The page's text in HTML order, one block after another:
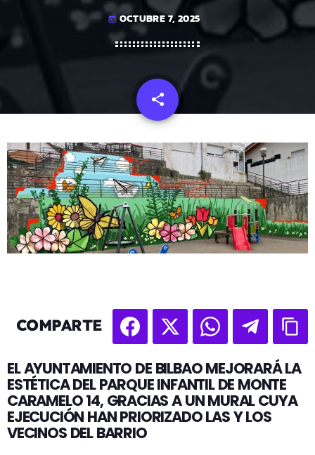
today OCTUBRE 7, 2025
share
email
COMPARTE
EL AYUNTAMIENTO DE BILBAO MEJORARÁ LA
ESTÉTICA DEL PARQUE INFANTIL DE MONTE
CARAMELO 14, GRACIAS A UN MURAL CUYA
EJECUCIÓN HAN PRIORIZADO LAS Y LOS
VECINOS DEL BARRIO